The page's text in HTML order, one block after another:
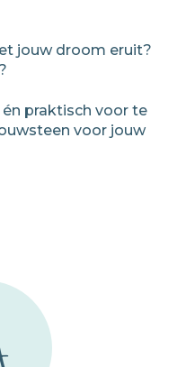
jouw droom eruit?
praktisch voor te
voor jouw